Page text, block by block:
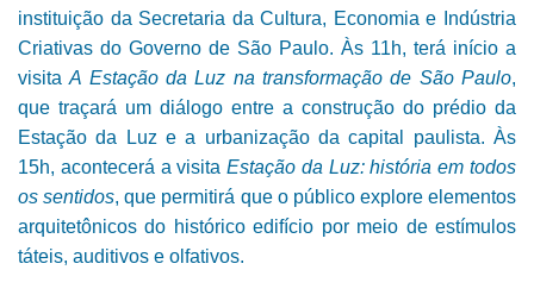
instituição da Secretaria da Cultura, Economia e Indústria
Criativas do Governo de São Paulo. Às 11h, terá início a
visitaA Estação da Luz na transformação de São Paulo,
que traçará um diálogo entre a construção do prédio da
Estação da Luz e a urbanização da capital paulista. Às
15h, acontecerá a visitaEstação da Luz: história em todos
os sentidos, que permitirá que o público explore elementos
arquitetônicos do histórico edifício por meio de estímulos
táteis, auditivos e olfativos.